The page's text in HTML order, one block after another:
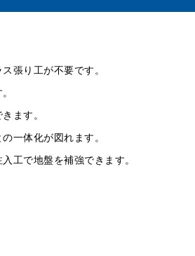
張り工が不要です。
ます。
一体化が図れます。
工で地盤を補強できます。